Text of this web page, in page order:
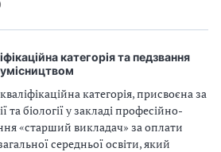
категорія та педзвання
категорія, присвоєна за
та біології у закладі професійно-
«старший викладач» за оплати
середньої освіти, який